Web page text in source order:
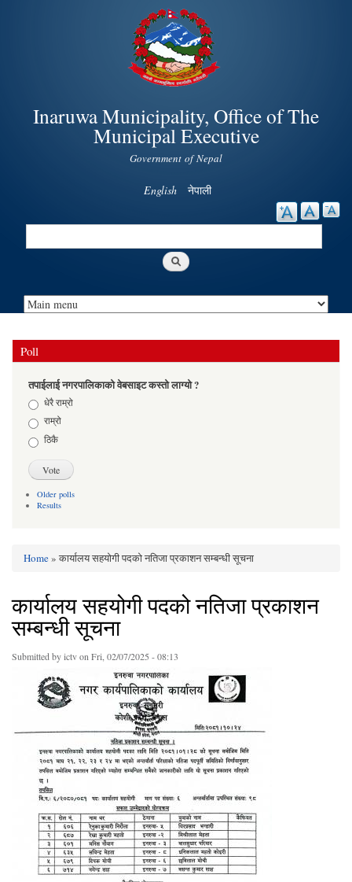
Skip to
main
content
Inaruwa Municipality, Office of The
Municipal Executive
Government of Nepal
English नेपाली
Search
Poll
तपाईलाई नगरपालिकाको वेबसाइट कस्तो लाग्यो ?
Choicesधेरै राम्रो
राम्रो
ठिकै
Older polls
Results
Home» कार्यालय सहयोगी पदको नतिजा प्रकाशन सम्बन्धी सूचना
कार्यालय सहयोगी पदको नतिजा प्रकाशन
सम्बन्धी सूचना
Submitted byictvon Fri, 02/07/2025 - 08:13